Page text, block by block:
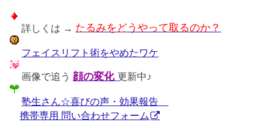
詳しくは → たるみをどうやって取るのか？
フェイスリフト術をやめたワケ
画像で追う 顔の変化更新中♪
塾生さん☆喜びの声・効果報告
携帯専用 問い合わせフォーム